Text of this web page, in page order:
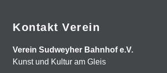
Kontakt Verein
Verein Sudweyher Bahnhof e.V.
Kunst und Kultur am Gleis